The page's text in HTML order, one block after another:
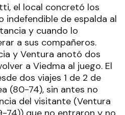
el local concretó los
indefendible de espalda al
y cuando lo
a sus compañeros.
y Ventura anotó dos
a Viedma al juego. El
dos viajes 1 de 2 de
(80-74), sin antes no
del visitante (Ventura